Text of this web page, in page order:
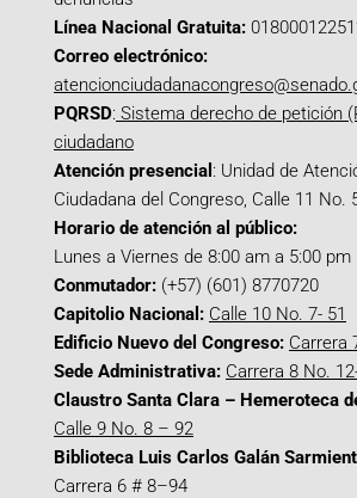
Línea Nacional Gratuita:
Correo electrónico:
PQRSD: Sistema derecho de petición
ciudadano
Atención presencial : Unidad de
Ciudadana del Congreso, Calle 11 No.
Horario de atención al público:
Lunes a Viernes de 8:00 am a 5:00 pm
Conmutador: (+57) (601) 8770720
Capitolio Nacional: Calle 10 No. 7- 51
Edificio Nuevo del Congreso: Carrera
Sede Administrativa: Carrera 8 No.
Claustro Santa Clara – Hemeroteca
Calle 9 No. 8 – 92
Biblioteca Luis Carlos Galán
Carrera 6 # 8–94